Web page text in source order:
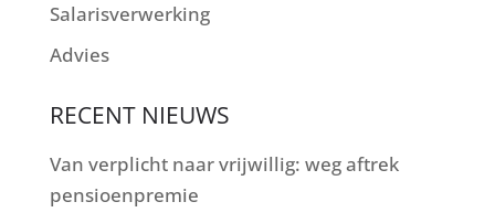
Salarisverwerking
Advies
RECENT NIEUWS
Van verplicht naar vrijwillig: weg aftrek
pensioenpremie